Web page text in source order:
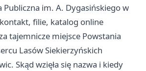
Publiczna im. A. Dygasińskiego w
filie, katalog online
tajemnicze miejsce Powstania
Lasów Siekierzyńskich
Skąd wzięła się nazwa i kiedy